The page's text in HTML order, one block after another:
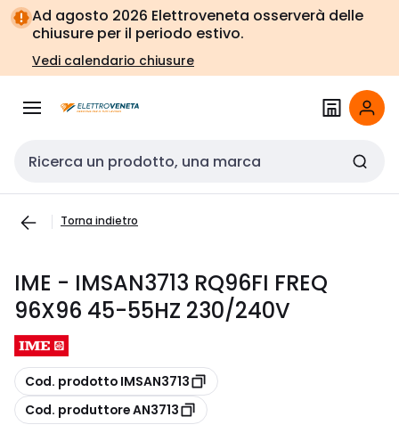
Vai alla
navigazione
Vai
alla
pagina
Ad agosto 2026 Elettroveneta osserverà delle
chiusure per il periodo estivo.
Vedi calendario chiusure
Cerca input
Torna indietro
IME - IMSAN3713 RQ96FI FREQ
96X96 45-55HZ 230/240V
copia
Cod. prodotto IMSAN3713
copia
Cod. produttore AN3713